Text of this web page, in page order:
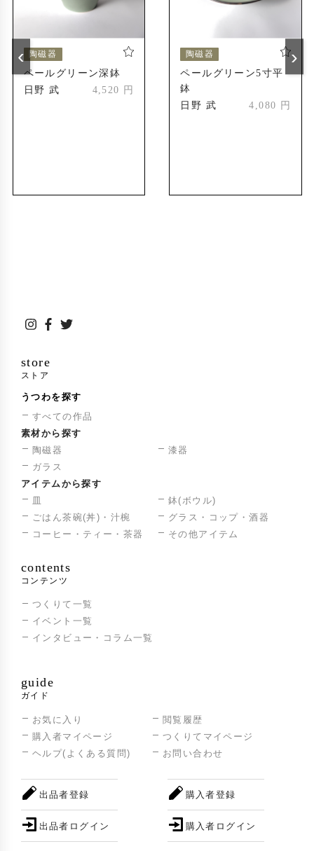
陶磁器
ペールグリーン深鉢
日野 武
4,520 円
陶磁器
ペールグリーン5寸平
鉢
日野 武
4,080 円
‹ ›
store
ストア
うつわを探す
すべての作品
素材から探す
陶磁器
漆器
ガラス
アイテムから探す
皿
鉢(ボウル)
ごはん茶碗(丼)・汁椀
グラス・コップ・酒器
コーヒー・ティー・茶器
その他アイテム
contents
コンテンツ
つくりて一覧
イベント一覧
インタビュー・コラム一覧
guide
ガイド
お気に入り
閲覧履歴
購入者マイページ
つくりてマイページ
ヘルプ(よくある質問)
お問い合わせ
出品者登録
出品者ログイン
購入者登録
購入者ログイン